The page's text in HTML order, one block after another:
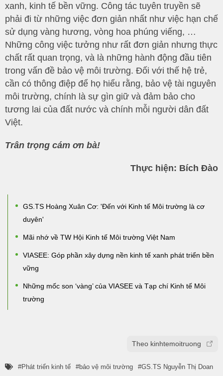
xanh, kinh tế bền vững. Công tác tuyên truyền sẽ
phải đi từ những việc đơn giản nhất như việc hạn chế
sử dụng vàng hương, vòng hoa phúng viếng, …
Những công việc tưởng như rất đơn giản nhưng thực
chất rất quan trọng, và là những hành động đầu tiên
trong vấn đề bảo vệ môi trường. Đối với thế hệ trẻ,
cần có thông điệp để họ hiểu rằng, bảo vệ tài nguyên
môi trường, chính là sự gìn giữ và đảm bảo cho
tương lai của đất nước và chính mỗi người dân đất
Việt.
Trân trọng cám ơn bà!
Thực hiện: Bích Đào
GS.TS Hoàng Xuân Cơ: 'Đến với Kinh tế Môi trường là cơ
duyên'
Mãi nhớ về TW Hội Kinh tế Môi trường Việt Nam
VIASEE: Góp phần xây dựng nền kinh tế xanh phát triển bền
vững
Những mốc son ‘vàng’ của VIASEE và Tạp chí Kinh tế Môi
trường
Theo kinhtemoitruong
Phát triển kinh tế bảo vệ môi trường
GS.TS Nguyễn Thị Doan